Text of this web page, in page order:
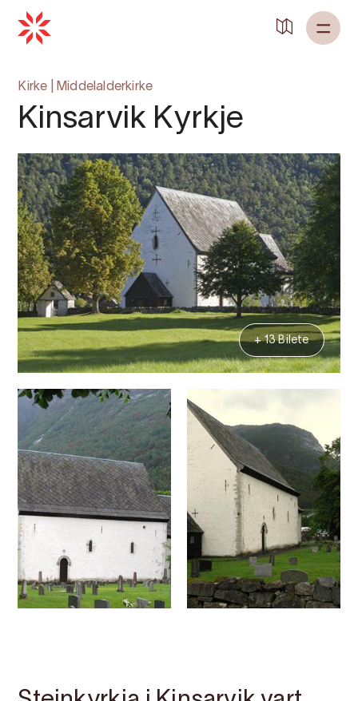
Kirke Middelalderkirke
Kinsarvik Kyrkje
+ 13 Bilete